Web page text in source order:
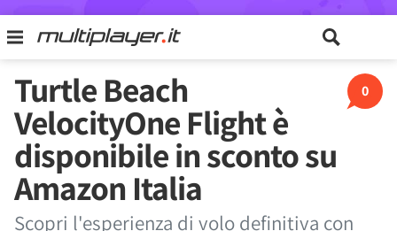
0
Turtle Beach
VelocityOne Flight è
disponibile in sconto su
Amazon Italia
Scopri l'esperienza di volo definitiva con